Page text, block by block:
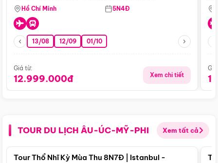
Hồ Chí Minh 5N4Đ
13/08 12/09 01/10
Giá từ:
12.999.000đ Xem chi tiết
TOUR DU LỊCH ÂU-ÚC-MỸ-PHI Xem tất cả
Điểm nổi bật
Tour Thổ Nhĩ Kỳ Mùa Thu 8N7Đ | Istanbul -